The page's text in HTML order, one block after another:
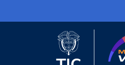
Logo del